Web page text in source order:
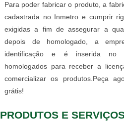
Para poder fabricar o produto, a
cadastrada no Inmetro e cumprir
exigidas a fim de assegurar a
depois de homologado, a
identificação e é inserida no
homologados para receber a
comercializar os produtos.Peça
grátis!
PRODUTOS E